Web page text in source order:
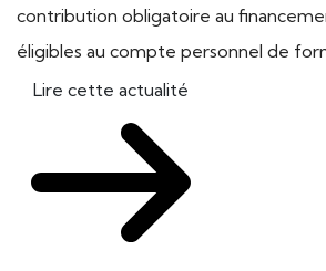
contribution obligatoire au
éligibles au compte personnel de
Lire cette actualité